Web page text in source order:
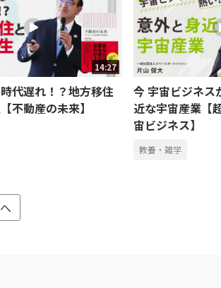
14:27
代遅れ！？地方移住
不動産の未来】
今 宇宙ビジネス
近な宇宙産業【
宙ビジネス】
教養・雑学